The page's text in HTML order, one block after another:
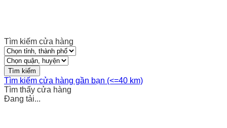
Tìm kiếm cửa hàng
Tìm kiếm cửa hàng gần bạn (<=40 km)
Tìm thấy cửa hàng
Đang tải...